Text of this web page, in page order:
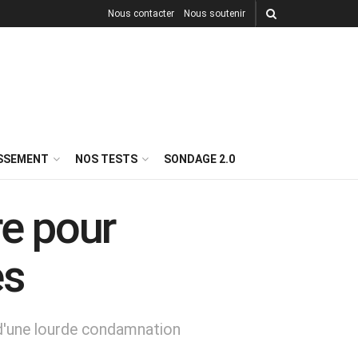
Nous contacter Nous soutenir
NOS TESTS SONDAGE 2.0
pour
lourde condamnation